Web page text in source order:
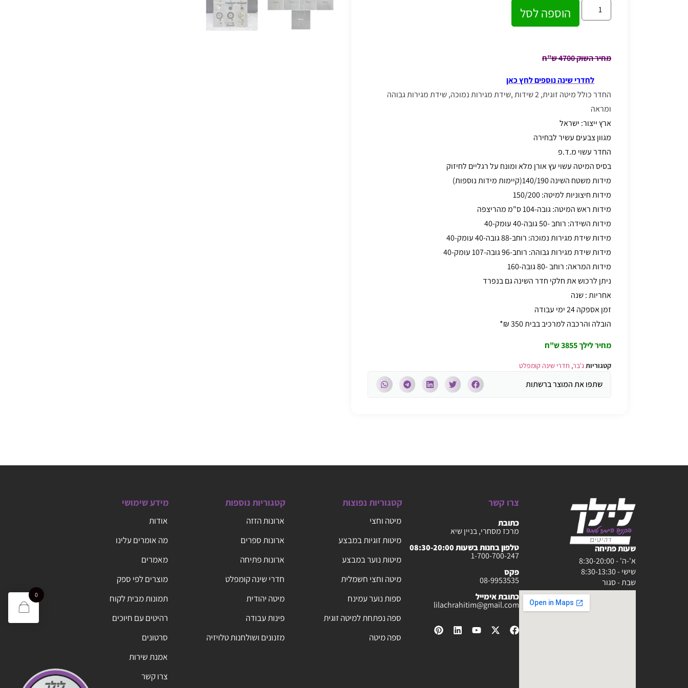
הוספה לסל
מחיר השוק 4700 ש"ח
לחדרי שינה נוספים לחץ כאן
החדר כולל מיטה זוגית, 2 שידות ,שידת מגירות נמוכה, שידת מגירות גבוהה
ומראה
ארץ ייצור: ישראל
מגוון צבעים עשיר לבחירה
החדר עשוי מ.ד.פ
בסיס המיטה עשוי עץ אורן מלא ומונח על רגליים לחיזוק
מידות משטח השינה 140/190(קיימות מידות נוספות)
מידות חיצוניות למיטה: 150/200
מידות ראש המיטה: גובה-104 ס"מ מהריצפה
מידות השידה: רוחב -50 גובה-40 עומק-40
מידות שידת מגירות נמוכה: רוחב-88 גובה-40 עומק-40
מידות שידת מגירות גבוהה: רוחב-96 גובה-107 עומק-40
מידות המראה: רוחב -80 גובה-160
ניתן לרכוש את חלקי חדר השינה גם בנפרד
אחריות : שנה
זמן אספקה 24 ימי עבודה
הובלה והרכבה למרכיב בבית 350 ₪*
מחיר לילך 3855 ש"ח
קטגוריותג'בר, חדרי שינה קומפלט
שתפו את המוצר ברשתות
שעות פתיחה
א'-ה' - 8:30-20:00
שישי - 8:30-13:30
שבת - סגור
צרו קשר
כתובת
מרכז מסחרי, בניין שיא
טלפון בחנות בשעות 08:30-20:00
1-700-700-247
פקס
08-9953535
כתובת אימייל
lilachrahitim@gmail.com
קטגוריות נפוצות
מיטה וחצי
מיטות זוגיות במבצע
מיטות נוער במבצע
מיטה וחצי חשמלית
ספות נוער עמינח
ספה נפתחת למיטה זוגית
ספה מיטה
קטגוריות נוספות
ארונות הזזה
ארונות ספרים
ארונות פתיחה
חדרי שינה קומפלט
מיטה יהודית
פינות עבודה
מזנונים ושולחנות טלויזיה
מידע שימושי
אודות
מה אומרים עלינו
מאמרים
מוצרים לפי ספק
תמונות מבית לקוח
רהיטים עם חיוכים
סרטונים
אמנת שירות
צרו קשר
0